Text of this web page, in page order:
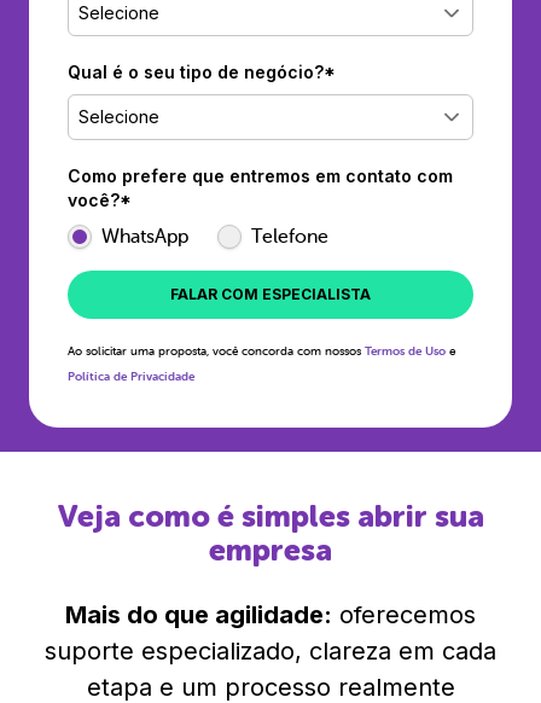
Selecione
Qual é o seu tipo de negócio?*
Selecione
Como prefere que entremos em contato com
você?*
WhatsApp Telefone
FALAR COM ESPECIALISTA
Ao solicitar uma proposta, você concorda com nossos Termos de Uso e
Política de Privacidade
Veja como é simples abrir sua
empresa
Mais do que agilidade: oferecemos
suporte especializado, clareza em cada
etapa e um processo realmente